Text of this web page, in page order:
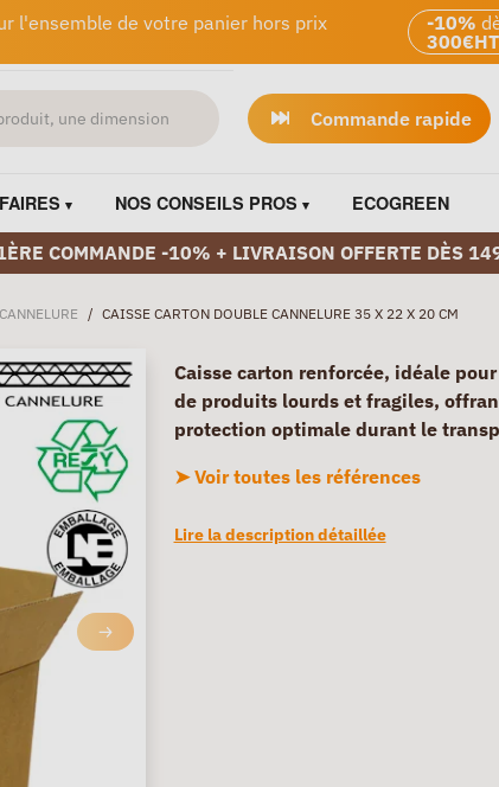
l'ensemble de votre panier hors prix
-10%
300€HT
Commande rapide
NOS CONSEILS PROS ECOGREEN
COMMANDE -10% + LIVRAISON OFFERTE DÈS
/ CAISSE CARTON DOUBLE CANNELURE 35 X 22 X 20 CM
Caisse carton renforcée, idéale
de produits lourds et fragiles,
protection optimale durant le
➤ Voir toutes les références
Lire la description détaillée